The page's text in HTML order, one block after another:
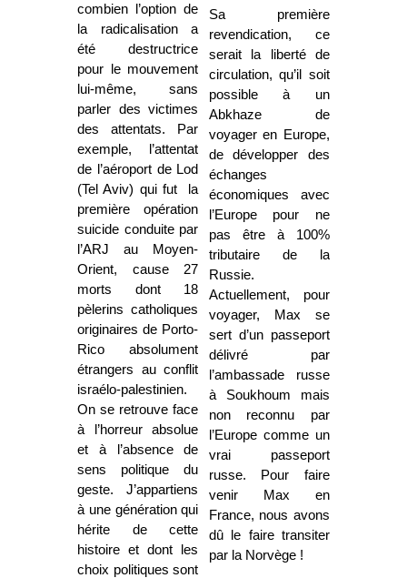
combien l’option de
la radicalisation a
été destructrice
pour le mouvement
lui-même, sans
parler des victimes
des attentats. Par
exemple, l’attentat
de l’aéroport de Lod
(Tel Aviv) qui fut la
première opération
suicide conduite par
l’ARJ au Moyen-
Orient, cause 27
morts dont 18
pèlerins catholiques
originaires de Porto-
Rico absolument
étrangers au conflit
israélo-palestinien.
On se retrouve face
à l’horreur absolue
et à l’absence de
sens politique du
geste. J’appartiens
à une génération qui
hérite de cette
histoire et dont les
choix politiques sont
Sa première
revendication, ce
serait la liberté de
circulation, qu’il soit
possible à un
Abkhaze de
voyager en Europe,
de développer des
échanges
économiques avec
l’Europe pour ne
pas être à 100%
tributaire de la
Russie.
Actuellement, pour
voyager, Max se
sert d’un passeport
délivré par
l’ambassade russe
à Soukhoum mais
non reconnu par
l’Europe comme un
vrai passeport
russe. Pour faire
venir Max en
France, nous avons
dû le faire transiter
par la Norvège !